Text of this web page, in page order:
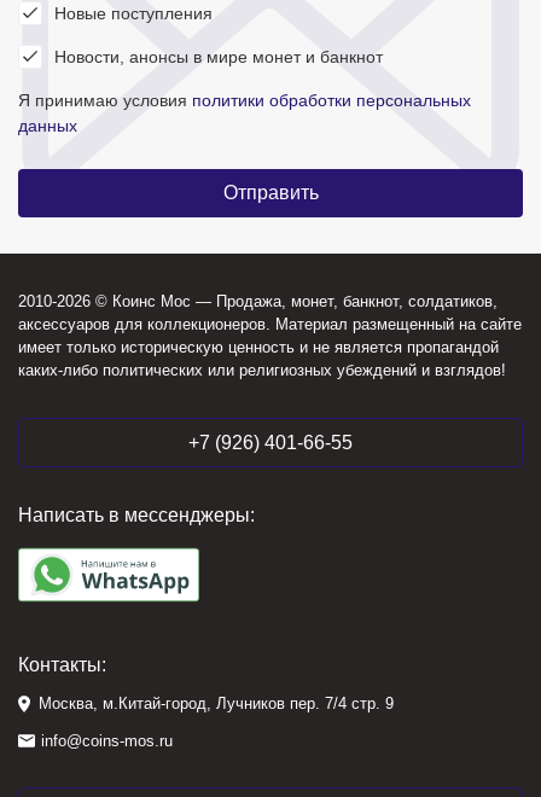
Новые поступления
Новости, анонсы в мире монет и банкнот
Я принимаю условия политики обработки персональных
данных
2010-2026 © Коинс Мос — Продажа, монет, банкнот, солдатиков,
аксессуаров для коллекционеров. Материал размещенный на сайте
имеет только историческую ценность и не является пропагандой
каких-либо политических или религиозных убеждений и взглядов!
+7 (926) 401-66-55
Написать в мессенджеры:
Контакты:
Москва, м.Китай-город, Лучников пер. 7/4 стр. 9
info@coins-mos.ru